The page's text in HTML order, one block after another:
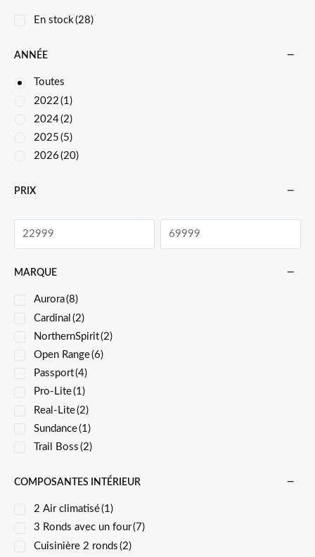
En stock(28)
ANNÉE
Toutes
2022 (1)
2024(2)
2025 (5)
2026 (20)
PRIX
MARQUE
Aurora(8)
Cardinal (2)
NorthernSpirit(2)
Open Range(6)
Passport(4)
Pro-Lite(1)
Real-Lite(2)
Sundance(1)
Trail Boss (2)
COMPOSANTES INTÉRIEUR
2 Air climatisé(1)
3 Ronds avec un four(7)
Cuisinière 2 ronds (2)